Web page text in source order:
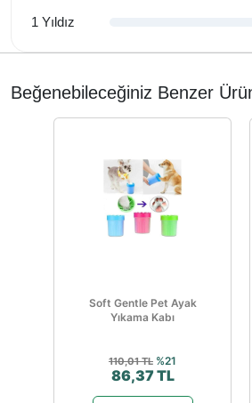
1 Yıldız
Beğenebileceğiniz Benzer
Soft Gentle Pet Ayak
Yıkama Kabı
110,01 TL %21
86,37 TL